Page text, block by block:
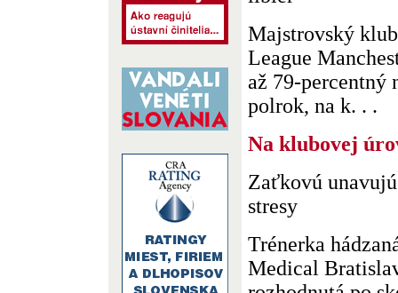
Majstrovský
League
až 79-percentný
polrok, na k. . .
Na klubovej
Zaťkovú
stresy
Trénerka
Medical